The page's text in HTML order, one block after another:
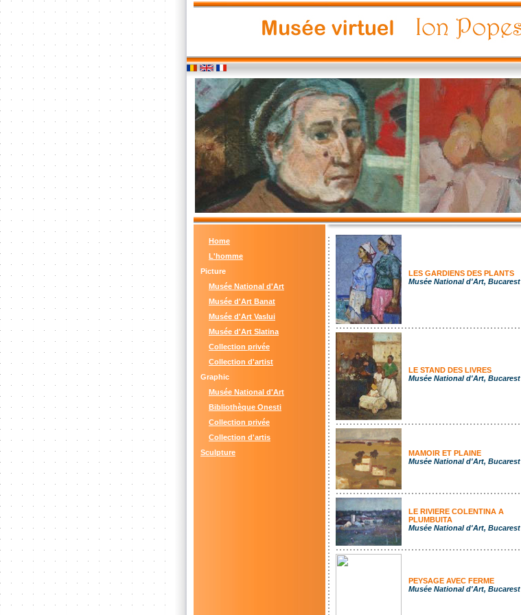
Home
L'homme
Picture
Musée National d'Art
Musée d'Art Banat
Musée d'Art Vaslui
Musée d'Art Slatina
Collection privée
Collection d'artist
Graphic
Musée National d'Art
Bibliothèque Onesti
Collection privée
Collection d'artis
Sculpture
LES GARDIENS DES PLANTS
Musée National d'Art, Bucarest
LE STAND DES LIVRES
Musée National d'Art, Bucarest
MAMOIR ET PLAINE
Musée National d'Art, Bucarest
LE RIVIERE COLENTINA A
PLUMBUITA
Musée National d'Art, Bucarest
PEYSAGE AVEC FERME
Musée National d'Art, Bucarest